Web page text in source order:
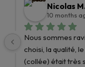
Nicolas
10 months
Nous sommes
choisi, la qualité,
(collée) était très